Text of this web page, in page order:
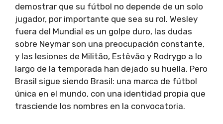
demostrar que su fútbol no depende de un solo
jugador, por importante que sea su rol. Wesley
fuera del Mundial es un golpe duro, las dudas
sobre Neymar son una preocupación constante,
y las lesiones de Militão, Estêvão y Rodrygo a lo
largo de la temporada han dejado su huella. Pero
Brasil sigue siendo Brasil: una marca de fútbol
única en el mundo, con una identidad propia que
trasciende los nombres en la convocatoria.